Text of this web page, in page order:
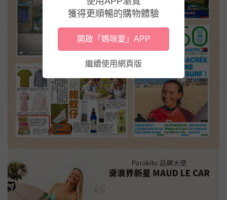
獲得更順暢的購物體驗
開啟「媽咪愛」APP
繼續使用網頁版